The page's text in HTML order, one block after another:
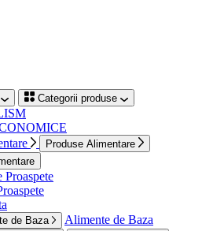
Categorii produse
Produse Alimentare
Proaspete
de Baza Alimente de Baza